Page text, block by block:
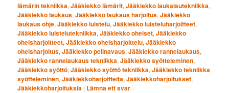
lämärin tekniikka,Jääkiekko lämärit,Jääkiekko laukaisutekniikka,
Jääkiekko laukaus,Jääkiekko laukaus harjoitus,Jääkiekko
laukaus ohje,Jääkiekko luistelu,Jääkiekko luisteluharjoitteet,
Jääkiekko luistelutekniikka,Jääkiekko oheiset,Jääkiekko
oheisharjoitteet,Jääkiekko oheisharjoittelu,Jääkiekko
oheisharjoitus,Jääkiekko pelinavaus,Jääkiekko rannelaukaus,
Jääkiekko rannelaukaus tekniikka,Jääkiekko syötteleminen,
Jääkiekko syöttö,Jääkiekko syöttö tekniikka,Jääkiekko tekniikka
syötteleminen,Jääkiekkoharjoitteita,Jääkiekkoharjoitukset,
Jääkiekkoharjoituksia | Lämna ett svar